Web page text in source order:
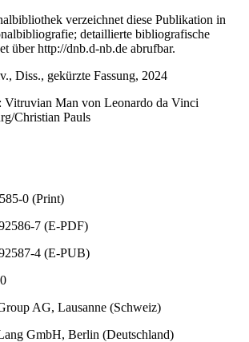
verzeichnet diese Publikation in
detaillierte bibliografische
überhttp://dnb.d-nb.de abrufbar.
Diss., gekürzte Fassung, 2024
Vitruvian Man von Leonardo da Vinci
Christian Pauls
0 (Print)
7 (E-PDF)
4 (E-PUB)
AG, Lausanne (Schweiz)
GmbH, Berlin (Deutschland)